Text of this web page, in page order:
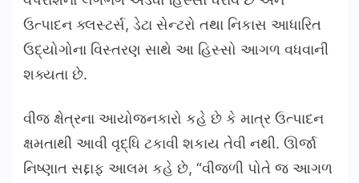
ઉત્પાદન ક્લસ્ટર્સ, ડેટા સેન્ટરો તથા નિકાસ આધારિત
ઉદ્યોગોના વિસ્તરણ સાથે આ હિસ્સો આગળ વધવાની
શક્યતા છે.
વીજ ક્ષેત્રના આયોજનકારો કહે છે કે માત્ર ઉત્પાદન
ક્ષમતાથી આવી વૃદ્ધિ ટકાવી શકાય તેવી નથી. ઊર્જા
નિષ્ણાત સદ્દાફ આલમ કહે છે, “વીજળી પોતે જ આગળ